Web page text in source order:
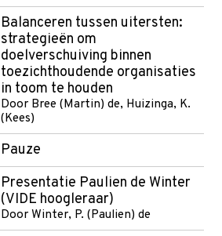
Balanceren tussen uitersten:
strategieën om
doelverschuiving binnen
toezichthoudende organisaties
in toom te houden
Door Bree (Martin) de, Huizinga, K.
(Kees)
Pauze
Presentatie Paulien de Winter
(VIDE hoogleraar)
Door Winter, P. (Paulien) de